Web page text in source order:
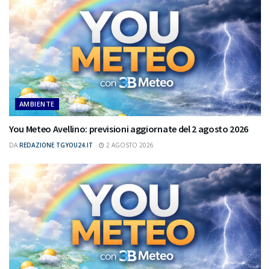
AMBIENTE
You Meteo Avellino: previsioni aggiornate del 2 agosto 2026
DA REDAZIONE TGYOU24.IT 2 AGOSTO 2026